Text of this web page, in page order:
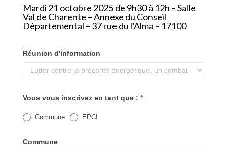
Mardi 21 octobre 2025 de 9h30 à 12h – Salle
Val de Charente – Annexe du Conseil
Départemental – 37 rue du l’Alma – 17100
Réunion d'information
Vous vous inscrivez en tant que : *
Commune EPCI
Commune